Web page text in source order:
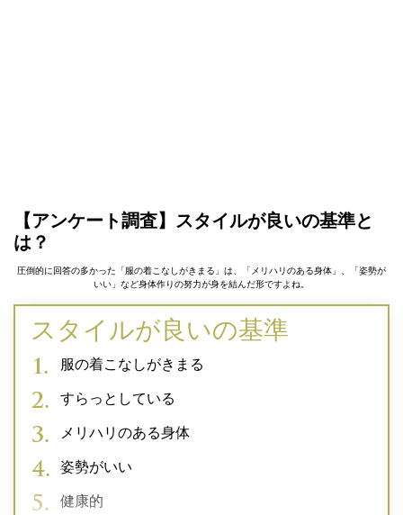
【アンケート調査】スタイルが良いの基準と
は？
圧倒的に回答の多かった「服の着こなしがきまる」は、「メリハリのある身体」、「姿勢が
いい」など身体作りの努力が身を結んだ形ですよね。
スタイルが良いの基準
服の着こなしがきまる
すらっとしている
メリハリのある身体
姿勢がいい
健康的